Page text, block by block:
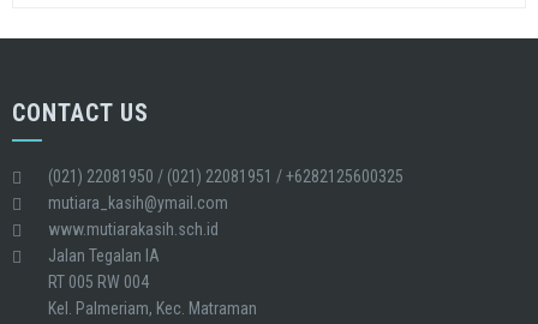
CONTACT US
(021) 22081950 / (021) 22081951 / +6282125600325
mutiara_kasih@ymail.com
www.mutiarakasih.sch.id
Jalan Tegalan IA
RT 005 RW 004
Kel. Palmeriam, Kec. Matraman